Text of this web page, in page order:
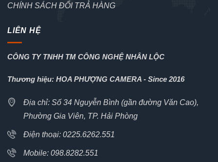
CHÍNH SÁCH ĐỔI TRẢ HÀNG
LIÊN HỆ
CÔNG TY TNHH TM CÔNG NGHỆ NHÂN LỘC
Thương hiệu: HOA PHƯỢNG CAMERA - Since 2016
Địa chỉ: Số 34 Nguyễn Bình (gần đường Văn Cao),
Phường Gia Viên, TP. Hải Phòng
Điện thoại: 0225.6262.551
Mobile: 098.8282.551